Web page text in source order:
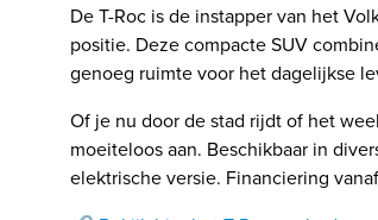
De T-Roc is de instapper van het
positie. Deze compacte SUV
genoeg ruimte voor het dagelijkse
Of je nu door de stad rijdt of het
moeiteloos aan. Beschikbaar in
elektrische versie. Financiering